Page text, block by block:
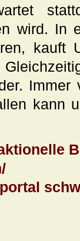
wird. In
kauft
kann